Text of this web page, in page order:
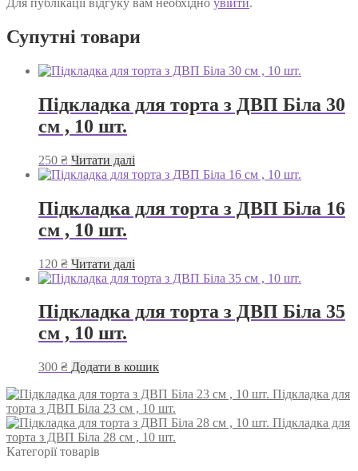
Для публікації відгуку вам необхідно увійти.
Супутні товари
Підкладка для торта з ДВП Біла 30
см , 10 шт.
250 ₴ Читати далі
Підкладка для торта з ДВП Біла 16
см , 10 шт.
120 ₴ Читати далі
Підкладка для торта з ДВП Біла 35
см , 10 шт.
300 ₴ Додати в кошик
Підкладка для
торта з ДВП Біла 23 см , 10 шт.
Підкладка для
торта з ДВП Біла 28 см , 10 шт.
Категорії товарів